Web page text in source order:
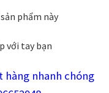
phẩm này
với tay bạn
hàng nhanh chóng